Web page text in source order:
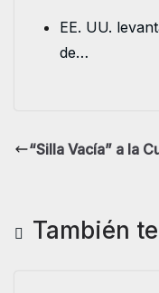
EE. UU.
de…
“Silla Vacía” a la
También